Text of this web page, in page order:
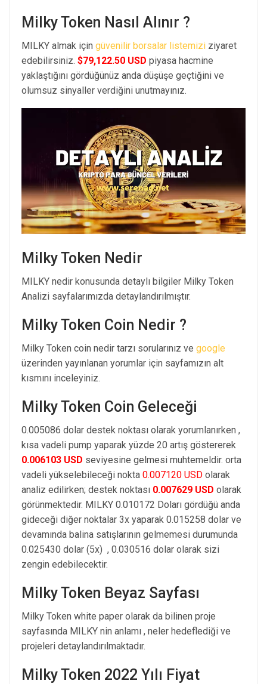
Milky Token Nasıl Alınır ?
MILKY almak için güvenilir borsalar listemizi ziyaret
edebilirsiniz. $79,122.50 USD piyasa hacmine
yaklaştığını gördüğünüz anda düşüşe geçtiğini ve
olumsuz sinyaller verdiğini unutmayınız.
Milky Token Nedir
MILKY nedir konusunda detaylı bilgiler Milky Token
Analizi sayfalarımızda detaylandırılmıştır.
Milky Token Coin Nedir ?
Milky Token coin nedir tarzı sorularınız ve google
üzerinden yayınlanan yorumlar için sayfamızın alt
kısmını inceleyiniz.
Milky Token Coin Geleceği
0.005086 dolar destek noktası olarak yorumlanırken ,
kısa vadeli pump yaparak yüzde 20 artış göstererek
0.006103 USD seviyesine gelmesi muhtemeldir. orta
vadeli yükselebileceği nokta 0.007120 USD olarak
analiz edilirken; destek noktası 0.007629 USD olarak
görünmektedir. MILKY 0.010172 Doları gördüğü anda
gideceği diğer noktalar 3x yaparak 0.015258 dolar ve
devamında balina satışlarının gelmemesi durumunda
0.025430 dolar (5x) , 0.030516 dolar olarak sizi
zengin edebilecektir.
Milky Token Beyaz Sayfası
Milky Token white paper olarak da bilinen proje
sayfasında MILKY nin anlamı , neler hedeflediği ve
projeleri detaylandırılmaktadır.
Milky Token 2022 Yılı Fiyat